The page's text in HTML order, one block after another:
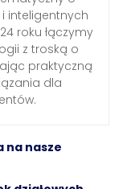
inteligentnych
roku łączymy
z troską o
praktyczną
dla
na nasze